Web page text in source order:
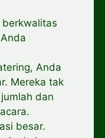
Anda
Mereka tak
dan
besar.